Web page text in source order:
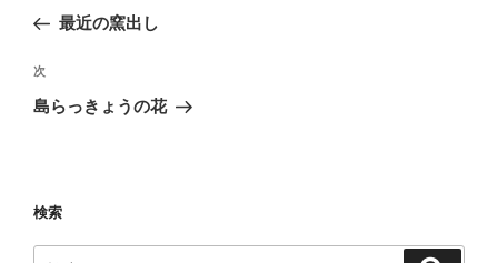
ナ
ビ
ゲ
ン
の
稿
最近の窯出し
次
の
次
島らっきょうの花
検索